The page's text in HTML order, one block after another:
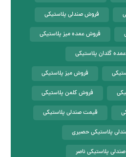
فروش صندلی پلاستیکی
فروش عمده میز پلاستیکی
گلدان پلاستیکی
فروش میز پلاستیکی
فروش کلمن پلاستیکی
قیمت صندلی پلاستیکی
پلاستیکی حصیری
پلاستیکی ناصر